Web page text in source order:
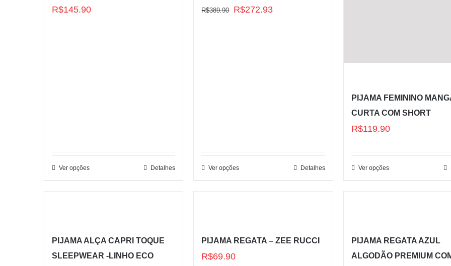
R$145.90
Ver opções Detalhes
R$389.90
O
R$272.93
Ver opções Detalhes
PIJAMA FEMININO
CURTA COM SHORT
R$119.90
Ver opções
PIJAMA ALÇA CAPRI TOQUE
SLEEPWEAR -LINHO ECO
PIJAMA REGATA – ZEE RUCCI
R$69.90
PIJAMA REGATA AZUL
ALGODÃO PREMIUM